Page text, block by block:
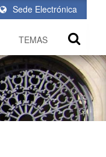
Sede Electrónica
TEMAS